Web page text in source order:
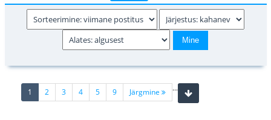
1 (current)
2 3 4 5 ...
9 Järgmine